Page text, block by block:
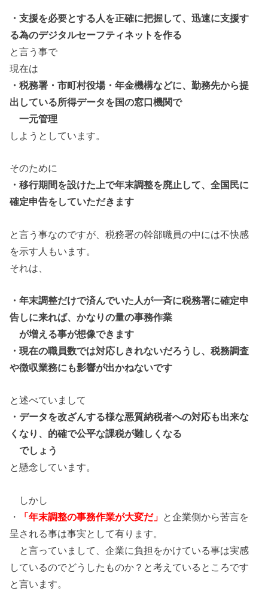
・支援を必要とする人を正確に把握して、迅速に支援す
る為のデジタルセーフティネットを作る
と言う事で
現在は
・税務署・市町村役場・年金機構などに、勤務先から提
出している所得データを国の窓口機関で
一元管理
しようとしています。
そのために
・移行期間を設けた上で年末調整を廃止して、全国民に
確定申告をしていただきます
と言う事なのですが、税務署の幹部職員の中には不快感
を示す人もいます。
それは、
・年末調整だけで済んでいた人が一斉に税務署に確定申
告しに来れば、かなりの量の事務作業
が増える事が想像できます
・現在の職員数では対応しきれないだろうし、税務調査
や徴収業務にも影響が出かねないです
と述べていまして
・データを改ざんする様な悪質納税者への対応も出来な
くなり、的確で公平な課税が難し くなる
でしょう
と懸念しています。
しかし
・
「年末調整の事務作業が大変だ」 と企業側から苦言を
呈される事は事実として有ります。
と言っていまして、企業に負担をかけている事は実感
しているのでどうしたものか？と考えているところです
と言います。